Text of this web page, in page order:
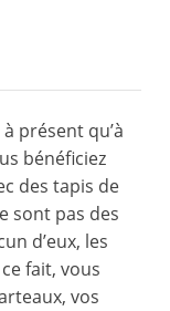
présent qu’à
bénéficiez
des tapis de
sont pas des
d’eux, les
fait, vous
vos